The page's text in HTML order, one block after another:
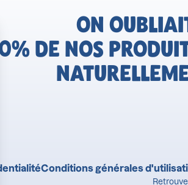
ON
DE NOS
Conditions générales